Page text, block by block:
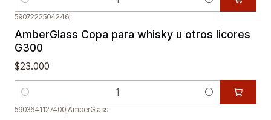
Cantidad
5907222504246
AmberGlass Copa para whisky u otros licores
G300
$23.000
Cantidad
5903641127400 AmberGlass